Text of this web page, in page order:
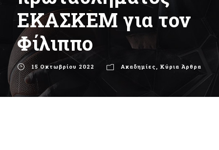
ΕΚΑΣΚΕΜ για τον
Φίλιππο
15 Οκτωβρίου 2022 Ακαδημίες , Κύρια Άρθρα